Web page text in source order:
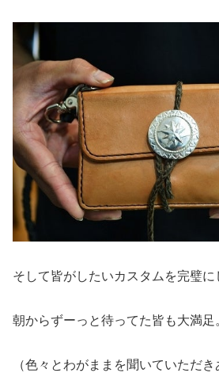
そして皆がしたいカスタムを完璧に
朝からずーっと待ってた皆も大満足
（色々とわがままを聞いていただ